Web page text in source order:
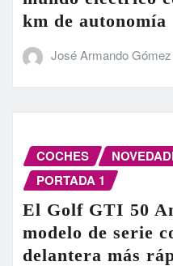
km de autonomía
José Armando Gómez
COCHES
PORTADA 1
El Golf GTI 50
modelo de serie
delantera más